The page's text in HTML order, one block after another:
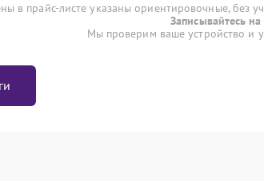
в прайс-листе указаны ориентировочные, без
Записывайтесь
Мы проверим ваше устройство и